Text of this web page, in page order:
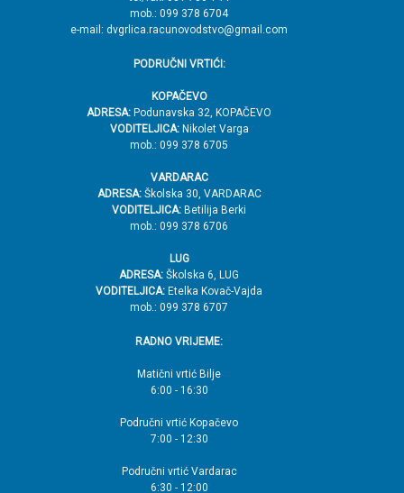
mob.: 099 378 6704
e-mail: dvgrlica.racunovodstvo@gmail.com
PODRUČNI VRTIĆI:
KOPAČEVO
ADRESA: Podunavska 32, KOPAČEVO
VODITELJICA:Nikolet Varga
mob.: 099 378 6705
VARDARAC
ADRESA:Školska 30, VARDARAC
VODITELJICA: Betilija Berki
mob.: 099 378 6706
LUG
ADRESA: Školska 6, LUG
VODITELJICA: Etelka Kovač-Vajda
mob.: 099 378 6707
RADNO VRIJEME:
Matični vrtić Bilje
6:00 - 16:30
Područni vrtić Kopačevo
7:00 - 12:30
Područni vrtić Vardarac
6:30 - 12:00